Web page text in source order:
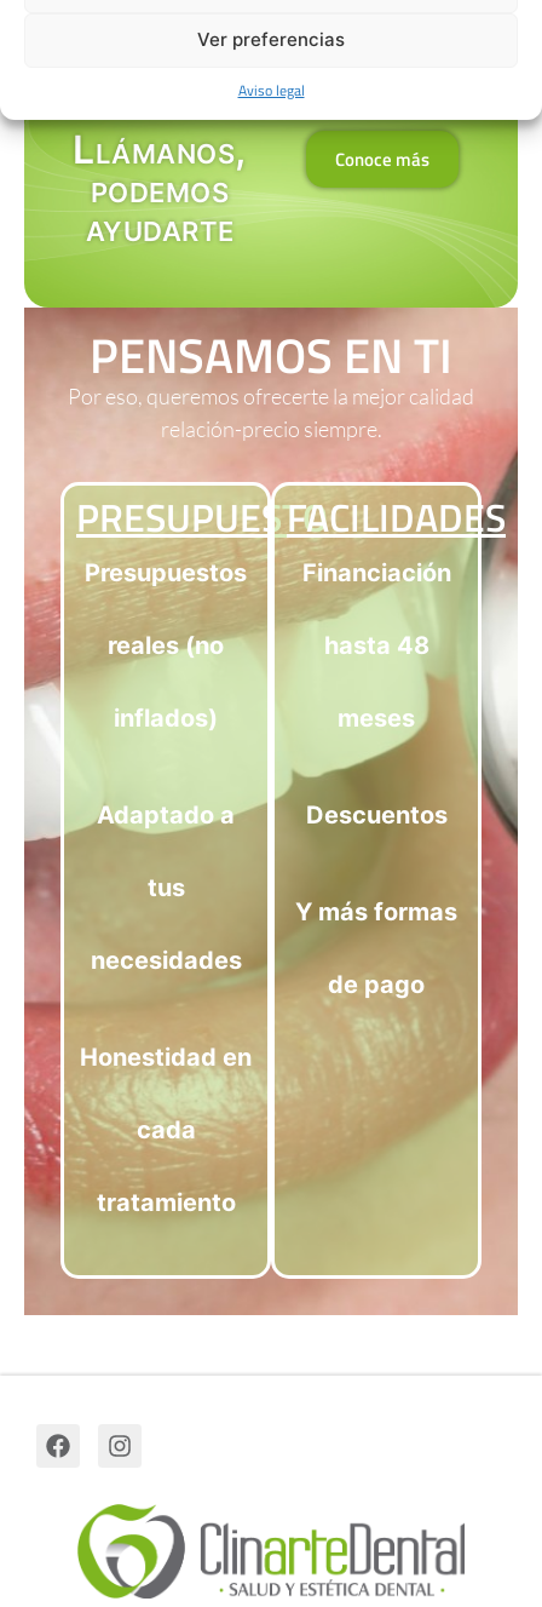
Ver preferencias
Aviso legal
Llámanos,
podemos
ayudarte
Conoce más
PENSAMOS EN TI
Por eso, queremos ofrecerte la mejor calidad
relación-precio siempre.
PRESUPUESTO
Presupuestos
reales (no
inflados)
Adaptado a
tus
necesidades
Honestidad en
cada
tratamiento
FACILIDADES
Financiación
hasta 48
meses
Descuentos
Y más formas
de pago